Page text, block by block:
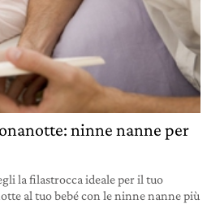
ninne nanne per
la filastrocca ideale per il tuo
al tuo bebé con le ninne nanne più